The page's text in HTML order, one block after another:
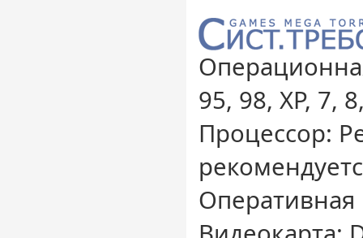
95, 98, XP, 7,
Процессор:
Оперативная